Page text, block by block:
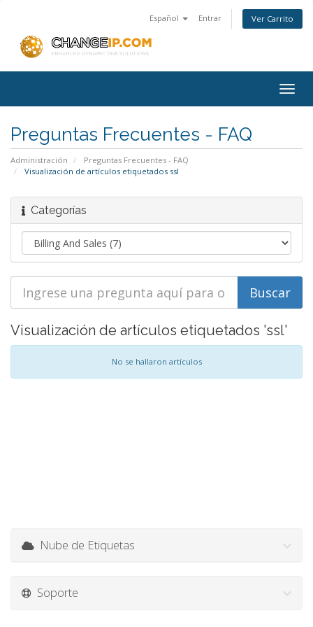
Español Entrar Ver Carrito
Preguntas Frecuentes - FAQ
Administración
Preguntas Frecuentes - FAQ
Visualización de artículos etiquetados ssl
Categorías
Visualización de artículos etiquetados 'ssl'
No se hallaron artículos
Nube de Etiquetas
Soporte